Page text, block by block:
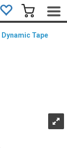
Dynamic Tape